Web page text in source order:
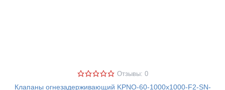
Отзывы: 0
Клапаны огнезадерживающий KPNO-60-1000х1000-F2-SN-